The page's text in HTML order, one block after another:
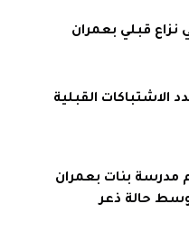
قبلي بعمران
الاشتباكات القبلية
بنات بعمران
حالة ذعر